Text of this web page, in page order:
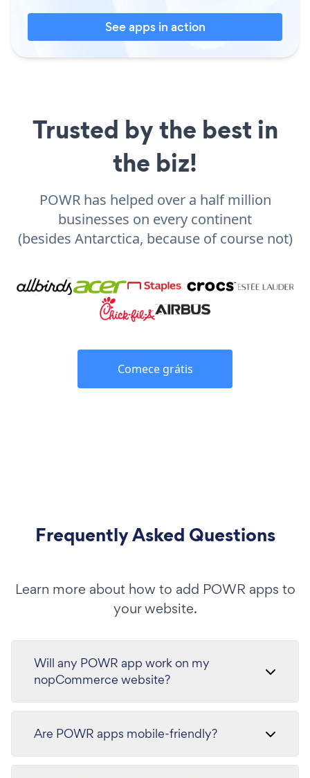
See apps in action
Trusted by the best in
the biz!
POWR has helped over a half million
businesses on every continent
(besides Antarctica, because of course not)
Comece grátis
Frequently Asked Questions
Learn more about how to add POWR apps to
your website.
Will any POWR app work on my
nopCommerce website?
Are POWR apps mobile-friendly?